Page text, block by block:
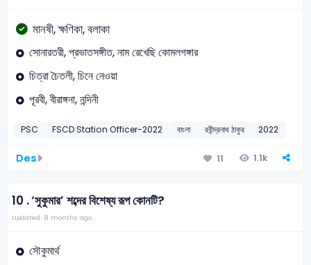
মানষী, ক্ষণিকা, বলাকা
সোনারতরী, প্রভাতসঙ্গীত, নাম রেখেছি কোমলগঙ্গার
চিত্রা চৈতলী, চিনে নেওয়া
পূরবী, বীরাঙ্গনা, নন্দিনী
PSC FSCD Station Officer-2022 বাংলা রবীন্দ্রনাথ ঠাকুর 2022
Des 11 1.1k
10 .‘সুকুমার’ শব্দের বিশেষ্য রূপ কোনটি?
Updated: 8 months ago
সৌকুমার্থ